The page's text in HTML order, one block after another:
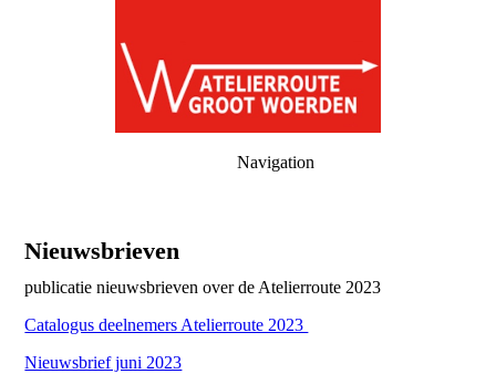
Navigation
Nieuwsbrieven
publicatie nieuwsbrieven over de Atelierroute 2023
Catalogus deelnemers Atelierroute 2023
Nieuwsbrief juni 2023